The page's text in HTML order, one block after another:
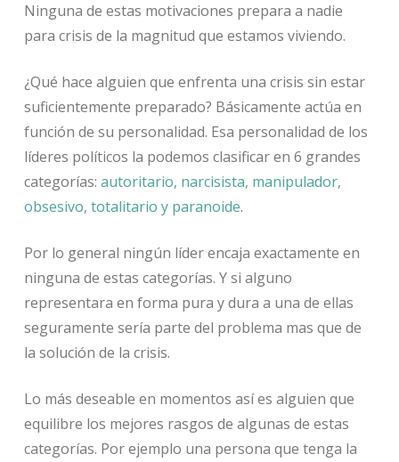
Ninguna de estas motivaciones prepara a nadie
para crisis de la magnitud que estamos viviendo.
¿Qué hace alguien que enfrenta una crisis sin estar
suficientemente preparado? Básicamente actúa en
función de su personalidad. Esa personalidad de los
líderes políticos la podemos clasificar en 6 grandes
categorías: autoritario, narcisista, manipulador,
obsesivo, totalitario y paranoide.
Por lo general ningún líder encaja exactamente en
ninguna de estas categorías. Y si alguno
representara en forma pura y dura a una de ellas
seguramente sería parte del problema mas que de
la solución de la crisis.
Lo más deseable en momentos así es alguien que
equilibre los mejores rasgos de algunas de estas
categorías. Por ejemplo una persona que tenga la